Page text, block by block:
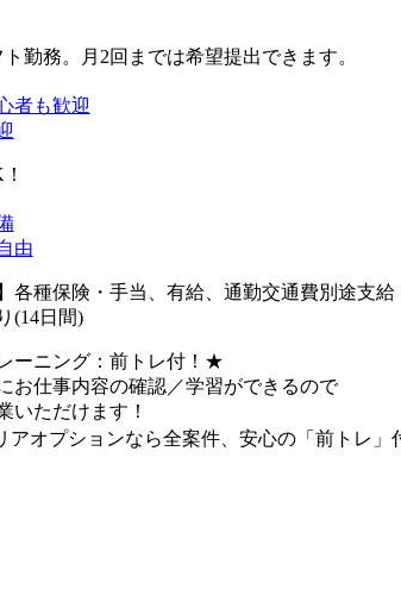
ト勤務。月2回までは希望提出できます。
者も歓迎
由
】各種保険・手当、有給、通勤交通費別途
(14日間)
ーニング：前トレ付！★
お仕事内容の確認／学習ができるので
いただけます！
アオプションなら全案件、安心の「前トレ」